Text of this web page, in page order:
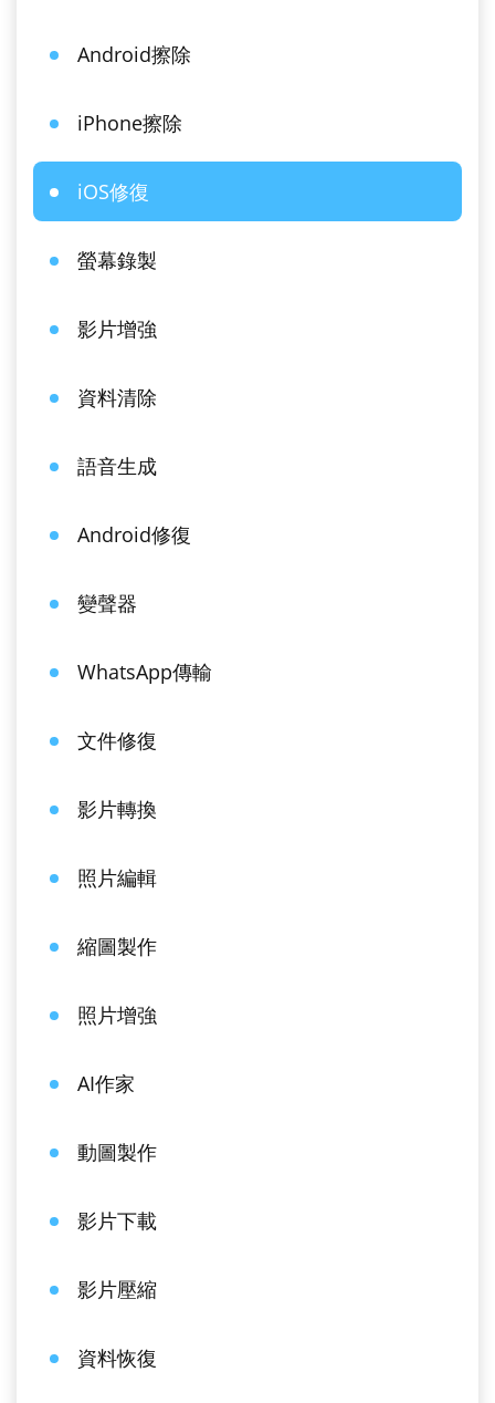
Android擦除
iPhone擦除
iOS修復
螢幕錄製
影片增強
資料清除
語音生成
Android修復
變聲器
WhatsApp傳輸
文件修復
影片轉換
照片編輯
縮圖製作
照片增強
AI作家
動圖製作
影片下載
影片壓縮
資料恢復